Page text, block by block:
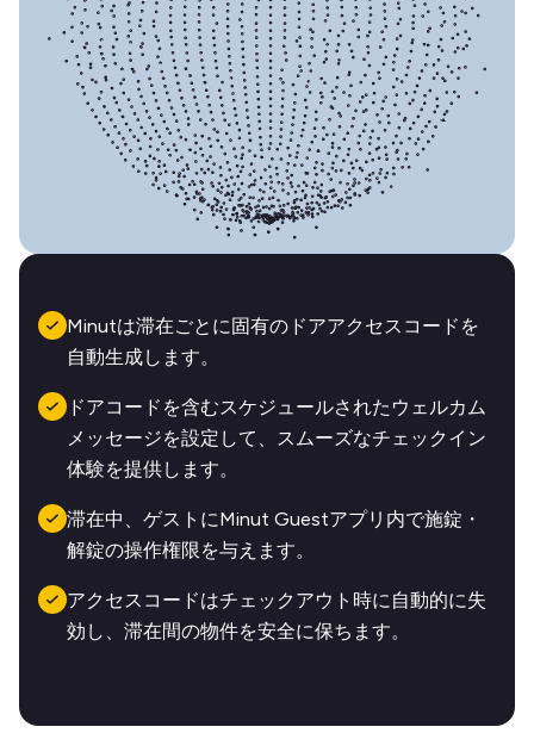
Minutは滞在ごとに固有のドアアクセスコードを
自動生成します。
ドアコードを含むスケジュールされたウェルカム
メッセージを設定して、スムーズなチェックイン
体験を提供します。
滞在中、ゲストにMinut Guestアプリ内で施錠・
解錠の操作権限を与えます。
アクセスコードはチェックアウト時に自動的に失
効し、滞在間の物件を安全に保ちます。